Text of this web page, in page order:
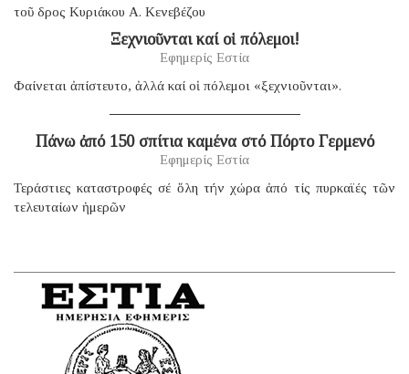
τοῦ δρος Κυριάκου Α. Κενεβέζου
Ξεχνιοῦνται καί οἱ πόλεμοι!
Εφημερίς Εστία
Φαίνεται ἀπίστευτο, ἀλλά καί οἱ πόλεμοι «ξεχνιοῦνται».
Πάνω ἀπό 150 σπίτια καμένα στό Πόρτο Γερμενό
Εφημερίς Εστία
Τεράστιες καταστροφές σέ ὅλη τήν χώρα ἀπό τίς πυρκαϊές τῶν
τελευταίων ἡμερῶν